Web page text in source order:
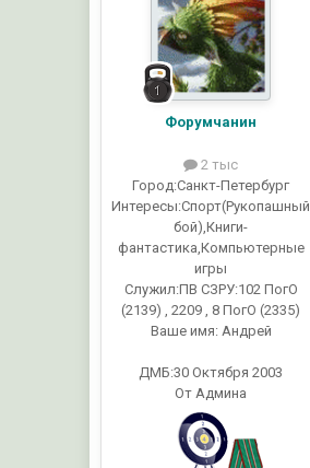
Форумчанин
2 тыс
Город:Санкт-Петербург
Интересы:Спорт(Рукопашный
бой),Книги-
фантастика,Компьютерные
игры
Служил:ПВ СЗРУ:102 ПогО
(2139) , 2209 , 8 ПогО (2335)
Ваше имя:Андрей
ДМБ:30 Октября 2003
От Админа